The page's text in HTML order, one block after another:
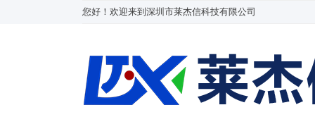
您好！欢迎来到深圳市莱杰信科技有限公司